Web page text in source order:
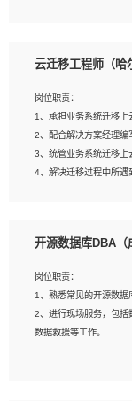
岗位要求：
2、熟悉tensorflow，
有效的模型；
3、熟悉掌握至少一种
4、 熟悉NLP相关算法
5、至少有一次及以上
云迁移工程师（哈
岗位职责：
1、承担业务系统迁移上
2、配合解决方案经理编
3、统管业务系统迁移上
4、解决迁移过程中所遇
1、专科及以上学历，三
3、熟悉常见操作系统、
4、具有迁移工具实操
5、熟练华为、VMware
6、熟悉主流数据库、应
开源数据库DBA（
岗位职责：
1、熟悉常见的开源数据
2、进行现场服务，包括
数据救援等工作。